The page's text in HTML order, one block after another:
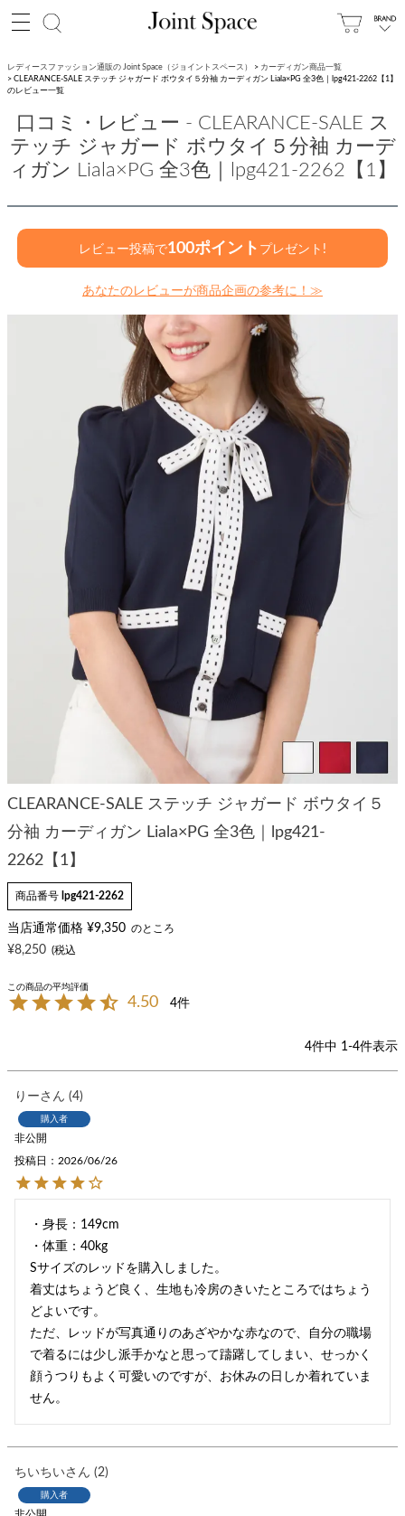
レディースファッション通販の Joint Space（ジョイントスペース）
カーディガン商品一覧
CLEARANCE-SALE ステッチ ジャガード ボウタイ５分袖 カーディガン Liala×PG 全3色｜lpg421-2262【1】
のレビュー一覧
口コミ・レビュー - CLEARANCE-SALE ス
テッチ ジャガード ボウタイ５分袖 カーデ
ィガン Liala×PG 全3色｜lpg421-2262【1】
レビュー投稿で100ポイント プレゼント!
あなたのレビューが商品企画の参考に！≫
CLEARANCE-SALE ステッチ ジャガード ボウタイ５
分袖 カーディガン Liala×PG 全3色｜lpg421-
2262【1】
商品番号 lpg421-2262
当店通常価格 ¥9,350 のところ
¥8,250
4.50 4
4件中 1 -4件表示
りー 4
購入者
非公開
投稿日 2026/06/26
・身長：149cm
・体重：40kg
Sサイズのレッドを購入しました。
着丈はちょうど良く、生地も冷房のきいたところではちょう
どよいです。
ただ、レッドが写真通りのあざやかな赤なので、自分の職場
で着るには少し派手かなと思って躊躇してしまい、せっかく
顔うつりもよく可愛いのですが、お休みの日しか着れていま
せん。
ちいちい 2
購入者